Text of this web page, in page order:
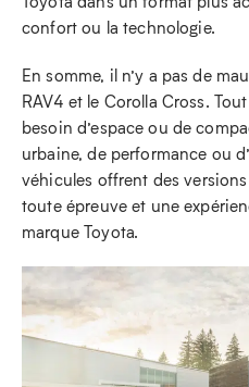
confort ou la technologie.
En somme, il n’y a pas de
RAV4 et le Corolla Cross.
besoin d’espace ou de
urbaine, de performance ou
véhicules offrent des
toute épreuve et une
marque Toyota.